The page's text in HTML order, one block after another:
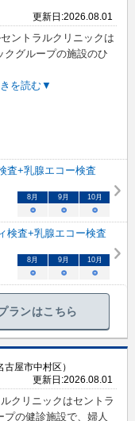
更新日:2026.08.01
ントラルクリニックは
クグループの施設のひ
を読む▼
査+乳腺エコー検査
8月 9月 10月
○ ○ ○
検査+乳腺エコー検査
8月 9月 10月
○ ○ ○
ランはこちら
古屋市中村区）
更新日:2026.08.01
クリニックはセントラ
プの健診施設で、婦人